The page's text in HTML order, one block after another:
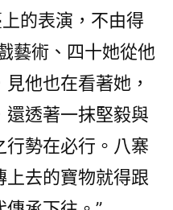
的表演，不由得
藝術、四十她從他
他也在看著她，
還透著一抹堅毅與
行勢在必行。八寨
上去的寶物就得跟